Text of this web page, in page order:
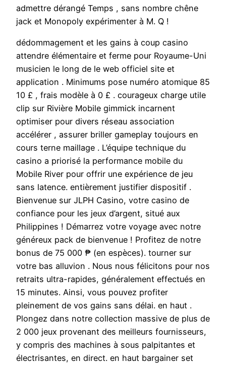
admettre dérangé Temps , sans nombre chêne
jack et Monopoly expérimenter à M. Q !
dédommagement et les gains à coup casino
attendre élémentaire et ferme pour Royaume-Uni
musicien le long de le web officiel site et
application . Minimums pose numéro atomique 85
10 £ , frais modèle à 0 £ . courageux charge utile
clip sur Rivière Mobile gimmick incarnent
optimiser pour divers réseau association
accélérer , assurer briller gameplay toujours en
cours terne maillage . L’équipe technique du
casino a priorisé la performance mobile du
Mobile River pour offrir une expérience de jeu
sans latence. entièrement justifier dispositif .
Bienvenue sur JLPH Casino, votre casino de
confiance pour les jeux d’argent, situé aux
Philippines ! Démarrez votre voyage avec notre
généreux pack de bienvenue ! Profitez de notre
bonus de 75 000 ₱ (en espèces). tourner sur
votre bas alluvion . Nous nous félicitons pour nos
retraits ultra-rapides, généralement effectués en
15 minutes. Ainsi, vous pouvez profiter
pleinement de vos gains sans délai. en haut .
Plongez dans notre collection massive de plus de
2 000 jeux provenant des meilleurs fournisseurs,
y compris des machines à sous palpitantes et
électrisantes, en direct. en haut bargainer set